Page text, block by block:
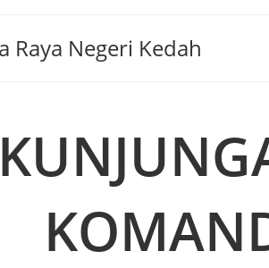
Raya Negeri Kedah